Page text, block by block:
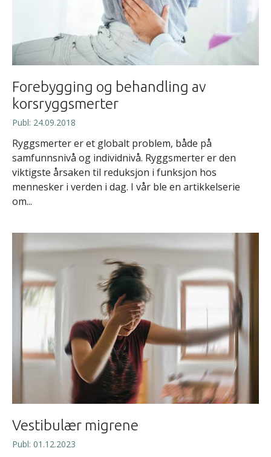
Forebygging og behandling av
korsryggsmerter
Publ: 24.09.2018
Ryggsmerter er et globalt problem, både på
samfunnsnivå og individnivå. Ryggsmerter er den
viktigste årsaken til reduksjon i funksjon hos
mennesker i verden i dag. I vår ble en artikkelserie
om...
Vestibulær migrene
Publ: 01.12.2023